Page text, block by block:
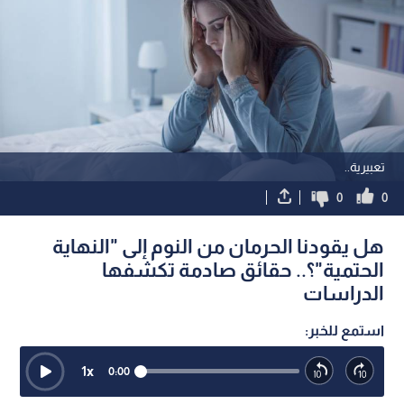
تعبيرية..
0
0
هل يقودنا الحرمان من النوم إلى "النهاية
الحتمية"؟.. حقائق صادمة تكشفها
الدراسات
استمع للخبر:
0:00
1x